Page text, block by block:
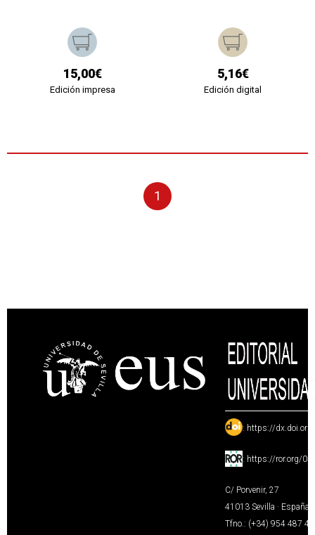
15,00€
Edición impresa
5,16€
Edición digital
1
: https://
: https://ror.org/
C/ Porvenir, 27
41013 Sevilla · España
Tfno.: (+34) 954 487